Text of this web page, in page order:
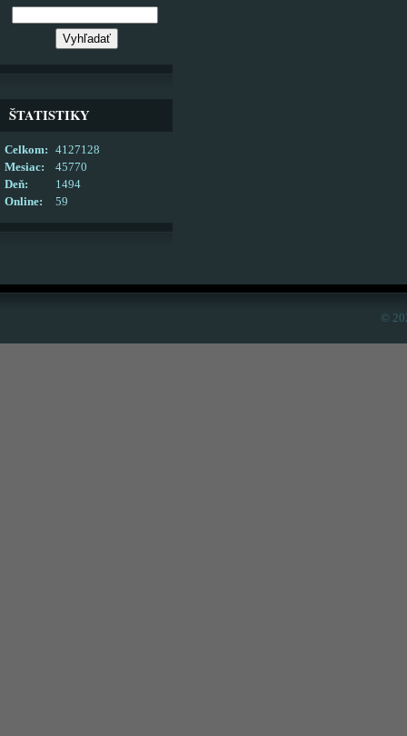
ŠTATISTIKY
Online: 59
Celkom:
4127128
Mesiac:
45770
Deň:
1494
©